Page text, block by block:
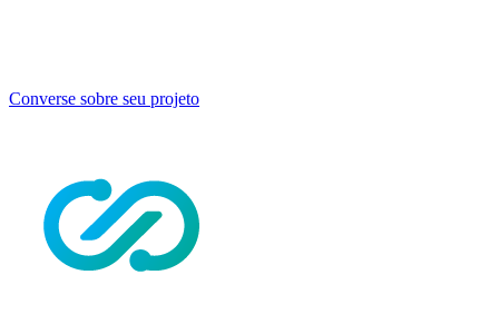
Converse sobre seu projeto